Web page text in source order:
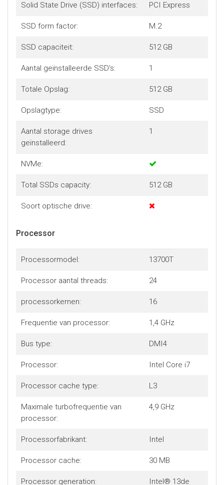
Solid State Drive (SSD) interfaces: PCI Express
SSD form factor: M.2
SSD capaciteit: 512 GB
Aantal geïnstalleerde SSD's: 1
Totale Opslag: 512 GB
Opslagtype: SSD
Aantal storage drives
geïnstalleerd:
1
NVMe:
Total SSDs capacity: 512 GB
Soort optische drive:
Processor
Processormodel: 13700T
Processor aantal threads: 24
processorkernen: 16
Frequentie van processor: 1,4 GHz
Bus type: DMI4
Processor: Intel Core i7
Processor cache type: L3
Maximale turbofrequentie van
processor:
4,9 GHz
Processorfabrikant: Intel
Processor cache: 30 MB
Processor generation:
Intel® 13de